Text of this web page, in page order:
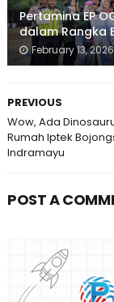
Pertamina EP
dalam Rangka
February 13, 2026
PREVIOUS
Wow, Ada
Rumah Iptek
Indramayu
POST A